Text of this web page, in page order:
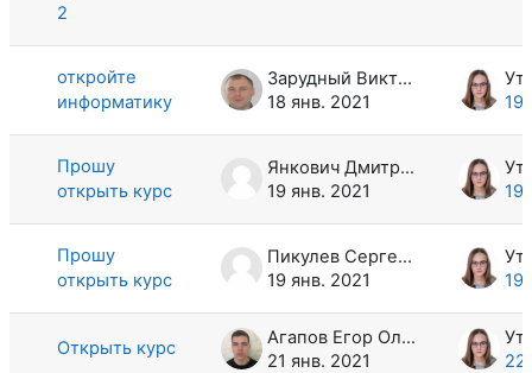
2
откройте
информатику
Зарудный Виктор Васильевич
18 янв. 2021
19
Прошу
открыть курс
Янкович Дмитрий Владимирович
19 янв. 2021
19
Прошу
открыть курс
Пикулев Сергей Васильевич
19 янв. 2021
19
Открыть курс
Агапов Егор Олегович
21 янв. 2021
22